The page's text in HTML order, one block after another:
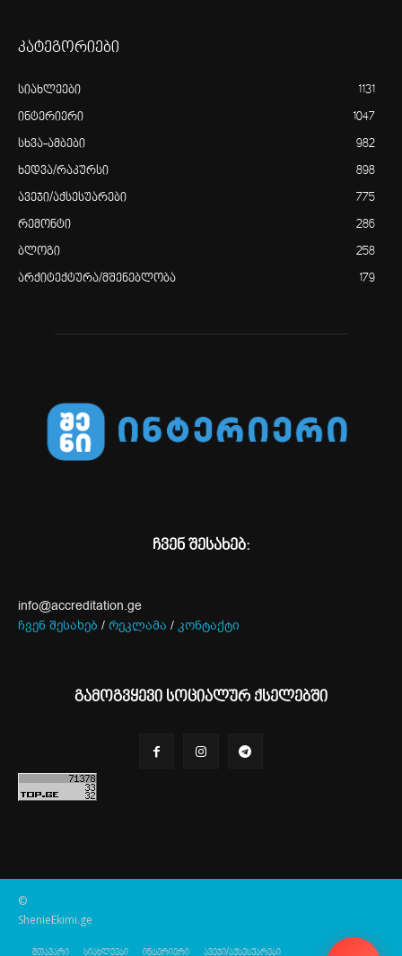
კატეგორიები
სიახლეები 1131
ინტერიერი 1047
სხვა-ამბები 982
ხედვა/რაკურსი 898
ავეჯი/აქსესუარები 775
რემონტი 286
ბლოგი 258
არქიტექტურა/მშენებლობა 179
ჩვენ შესახებ:
info@accreditation.ge
ჩვენ შესახებ / რეკლამა / კონტაქტი
გამოგვყევი სოციალურ ქსელებში
©
ShenieEkimi.ge
მთავარი სიახლეები ინტერიერი ავეჯი/აქსესუარები